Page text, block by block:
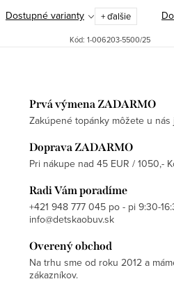
Dostupné varianty + ďalšie
Kód: 1-006203-5500/25
Prvá výmena ZADARMO
Zakúpené topánky môžete u
Doprava ZADARMO
Pri nákupe nad 45 EUR / 1050,-
Radi Vám poradíme
+421 948 777 045 po - pi 9:30-
info@detskaobuv.sk
Overený obchod
Na trhu sme od roku 2012 a
zákazníkov.